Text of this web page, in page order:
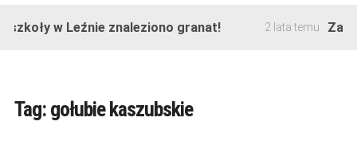
w Leźnie znaleziono granat! 2 lata temu
Tag: gołubie kaszubskie